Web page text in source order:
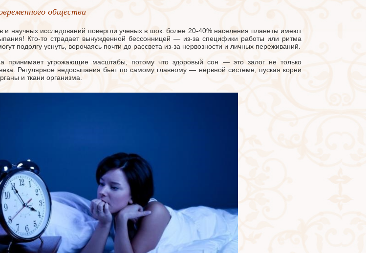
общества
и научных исследований повергли ученых в шок: более 20-40% населения планеты имеют
Кто-то страдает вынужденной бессонницей — из-за специфики работы или ритма
подолгу уснуть, ворочаясь почти до рассвета из-за нервозности и личных переживаний.
принимает угрожающие масштабы, потому что здоровый сон — это залог не только
Регулярное недосыпания бьет по самому главному — нервной системе, пуская корни
и ткани организма.